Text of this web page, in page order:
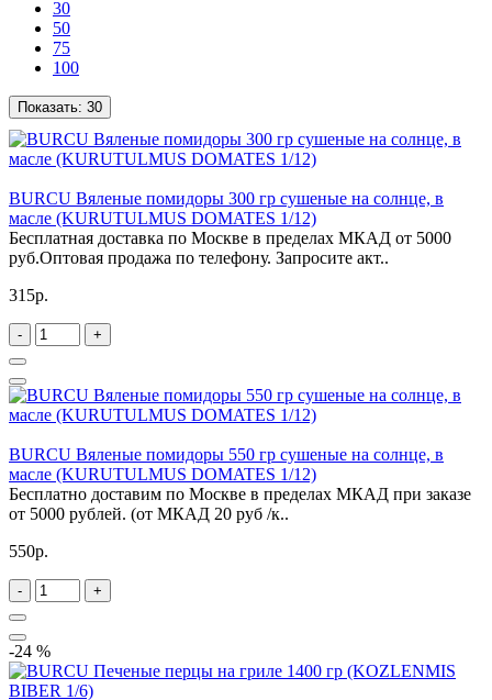
30
50
75
100
Показать: 30
BURCU Вяленые помидоры 300 гр сушеные на солнце, в
масле (KURUTULMUS DOMATES 1/12)
Бесплатная доставка по Москве в пределах МКАД от 5000
руб.Оптовая продажа по телефону. Запросите акт..
315р.
- +
BURCU Вяленые помидоры 550 гр сушеные на солнце, в
масле (KURUTULMUS DOMATES 1/12)
Бесплатно доставим по Москве в пределах МКАД при заказе
от 5000 рублей. (от МКАД 20 руб /к..
550р.
- +
-24 %